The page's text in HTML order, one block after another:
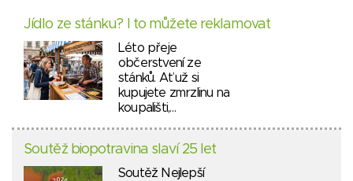
Jídlo ze stánku? I to můžete reklamovat
Léto přeje
občerstvení ze
stánků. Ať už si
kupujete zmrzlinu na
koupališti,…
Soutěž biopotravina slaví 25 let
Soutěž Nejlepší